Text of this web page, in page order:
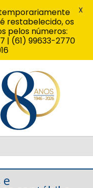
e
restabelecido, os
pelos números:
| (61) 99633-2770
X